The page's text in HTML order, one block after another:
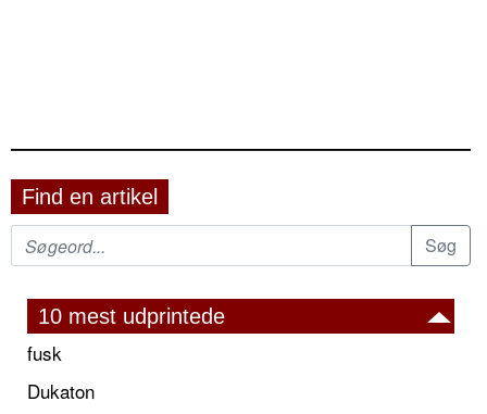
Find en artikel
10 mest udprintede
fusk
Dukaton